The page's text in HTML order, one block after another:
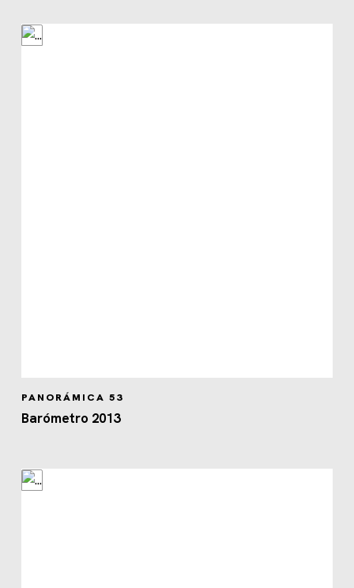
PANORÁMICA 53
Barómetro 2013